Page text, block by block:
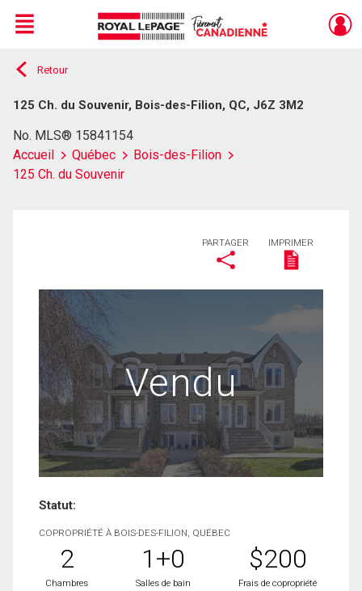
Live
En Direct
Menu
Retour
125 Ch. du Souvenir, Bois-des-Filion, QC, J6Z 3M2
No. MLS® 15841154
Accueil
Québec
Bois-des-Filion
125 Ch. du Souvenir
PARTAGER IMPRIMER
Vendu
Statut:
COPROPRIÉTÉ À BOIS-DES-FILION, QUÉBEC
2
Chambres
1+0
Salles de bain
$200
Frais de copropriété